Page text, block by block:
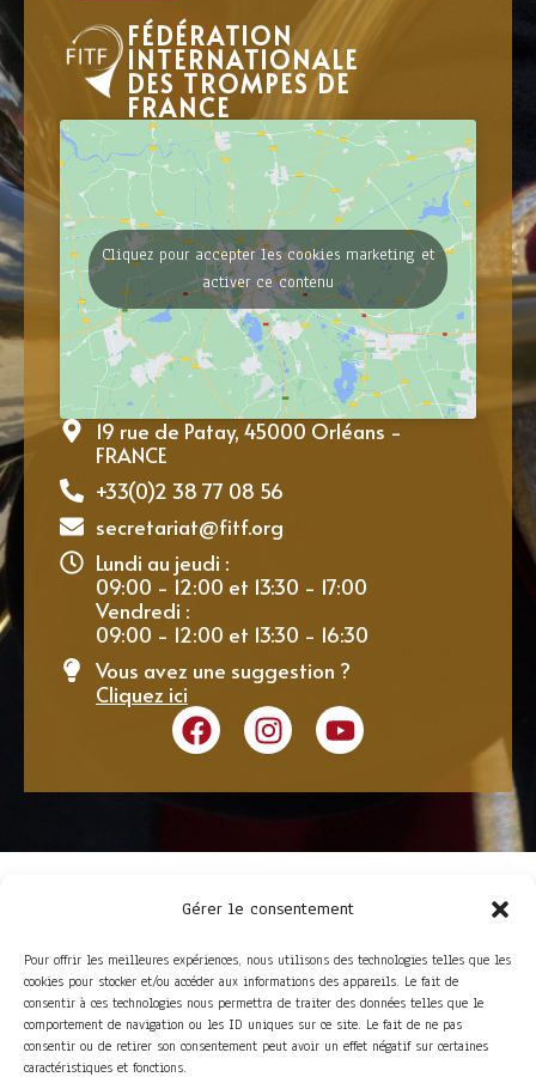
Gérer le consentement
Pour offrir les meilleures expériences, nous utilisons des technologies telles que les
cookies pour stocker et/ou accéder aux informations des appareils. Le fait de
consentir à ces technologies nous permettra de traiter des données telles que le
comportement de navigation ou les ID uniques sur ce site. Le fait de ne pas
consentir ou de retirer son consentement peut avoir un effet négatif sur certaines
caractéristiques et fonctions.
FÉDÉRATION
INTERNATIONALE
DES TROMPES DE
FRANCE
Cliquez pour accepter les cookies marketing et
activer ce contenu
19 rue de Patay, 45000 Orléans -
FRANCE
+33(0)2 38 77 08 56
secretariat@fitf.org
Lundi au jeudi :
09:00 - 12:00 et 13:30 - 17:00
Vendredi :
09:00 - 12:00 et 13:30 - 16:30
Vous avez une suggestion ?
Cliquez ici
ACCÈS RAPIDE